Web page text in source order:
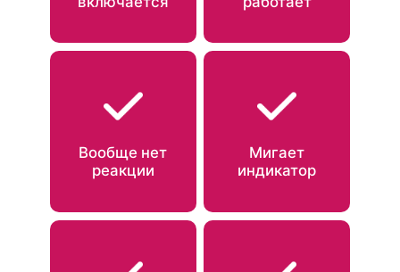
Вообще нет
реакции
Мигает
индикатор